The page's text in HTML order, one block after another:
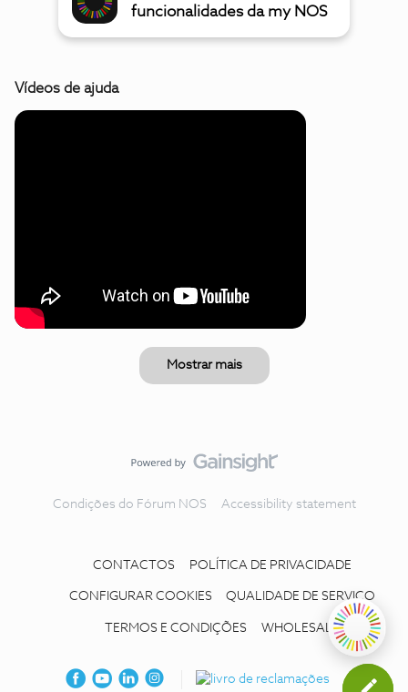
funcionalidades da my NOS
Vídeos de ajuda
Mostrar mais
Condições do Fórum NOS Accessibility statement
CONTACTOS POLÍTICA DE PRIVACIDADE
CONFIGURAR COOKIES QUALIDADE DE SERVIÇO
TERMOS E CONDIÇÕES WHOLESALE